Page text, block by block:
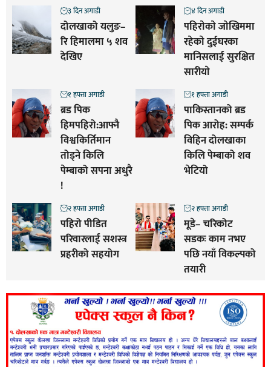
दोलखाको यलुङ–
रि हिमालमा ५ शव
देखिए
३ दिन अगाडी
पहिराेकाे जाेखिममा
रहेकाे दुईघरका
मानिसलाई सुरक्षित
सारीयाे
४ दिन अगाडी
ब्रड पिक
हिमपहिरो:आफ्नै
विश्वकिर्तिमान
तोड्ने किलि
पेम्बाको सपना अधुरै
!
१ हफ्ता अगाडी
पाकिस्तानको ब्रड
पिक आरोह‌‌: सम्पर्क
विहिन दोलखाका
किलि पेम्बाको शव
भेटियो
१ हफ्ता अगाडी
पहिरो पीडित
परिवारलाई सशस्त्र
प्रहरीको सहयोग
२ हफ्ता अगाडी
मूडे– चरिकोट
सडकः काम नभए
पछि नयाँ विकल्पको
तयारी
२ हफ्ता अगाडी